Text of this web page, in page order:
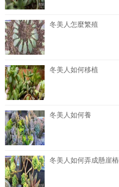
冬美人怎麼繁殖
冬美人如何移植
冬美人如何養
冬美人如何弄成懸崖樁